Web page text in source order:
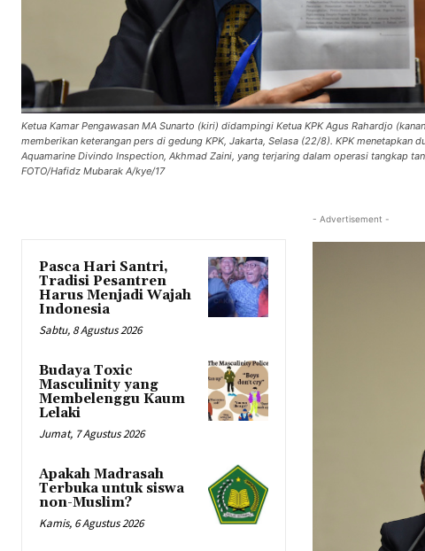
Ketua Kamar Pengawasan MA Sunarto (kiri) didampingi Ketua KPK Agus Rahardjo
memberikan keterangan pers di gedung KPK, Jakarta, Selasa (22/8). KPK menetapkan
Aquamarine Divindo Inspection, Akhmad Zaini, yang terjaring dalam operasi tangkap
FOTO/Hafidz Mubarak A/kye/17
Pasca Hari Santri,
Tradisi Pesantren
Harus Menjadi Wajah
Indonesia
Sabtu, 8 Agustus 2026
Budaya Toxic
Masculinity yang
Membelenggu Kaum
Lelaki
Jumat, 7 Agustus 2026
Apakah Madrasah
Terbuka untuk siswa
non-Muslim?
Kamis, 6 Agustus 2026
- Advertisement -